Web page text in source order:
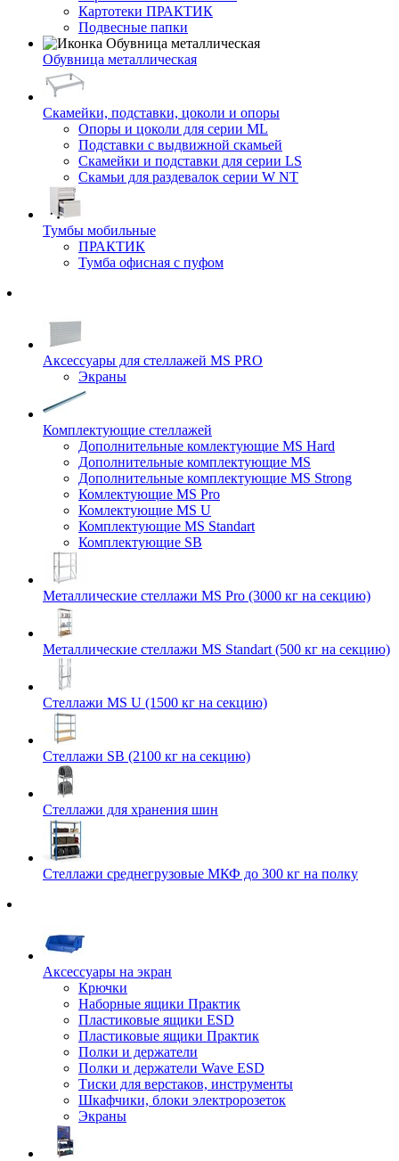
Картотеки ПРАКТИК
Подвесные папки
Обувница металлическая
Скамейки, подставки, цоколи и опоры
Опоры и цоколи для серии ML
Подставки с выдвижной скамьей
Скамейки и подставки для серии LS
Скамьи для раздевалок серии W NT
Тумбы мобильные
ПРАКТИК
Тумба офисная с пуфом
Аксессуары для стеллажей MS PRO
Экраны
Комплектующие стеллажей
Дополнительные комлектующие MS Hard
Дополнительные комплектующие MS
Дополнительные комплектующие MS Strong
Комлектующие MS Pro
Комлектующие MS U
Комплектующие MS Standart
Комплектующие SB
Металлические стеллажи MS Pro (3000 кг на секцию)
Металлические стеллажи MS Standart (500 кг на секцию)
Стеллажи MS U (1500 кг на секцию)
Стеллажи SB (2100 кг на секцию)
Стеллажи для хранения шин
Стеллажи среднегрузовые МКФ до 300 кг на полку
Аксессуары на экран
Крючки
Наборные ящики Практик
Пластиковые ящики ESD
Пластиковые ящики Практик
Полки и держатели
Полки и держатели Wave ESD
Тиски для верстаков, инструменты
Шкафчики, блоки электророзеток
Экраны